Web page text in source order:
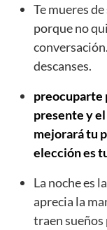
Te mueres
porque no
descanses.
preocuparte
presente y
mejorará tu
elección es
La noche es
aprecia la
traen sueños